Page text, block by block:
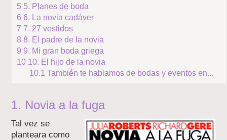
5 5. Planes de boda
6 6. La novia cadáver
7 7. 27 vestidos
8 8. El padre de la novia
9 9. Mi gran boda griega
10 10. El hijo de la novia
10.1 También te hablamos de bodas y eventos en...
1. Novia a la fuga
Tal vez se
planteara como